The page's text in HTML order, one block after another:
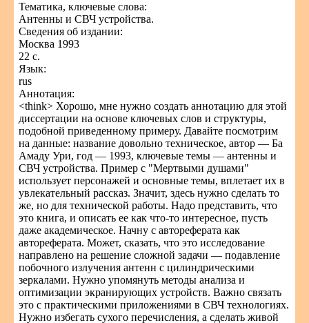
Тематика, ключевые слова:
Антенны и СВЧ устройства.
Сведения об издании:
Москва 1993
22 с.
Язык:
rus
Аннотация:
<think> Хорошо, мне нужно создать аннотацию для этой
диссертации на основе ключевых слов и структуры,
подобной приведенному примеру. Давайте посмотрим
на данные: название довольно техническое, автор — Ба
Амаду Ури, год — 1993, ключевые темы — антенны и
СВЧ устройства. Пример с "Мертвыми душами"
использует персонажей и основные темы, вплетает их в
увлекательный рассказ. Значит, здесь нужно сделать то
же, но для технической работы. Надо представить, что
это книга, и описать ее как что-то интересное, пусть
даже академическое. Начну с автореферата как
автореферата. Может, сказать, что это исследование
направлено на решение сложной задачи — подавление
побочного излучения антенн с цилиндрическими
зеркалами. Нужно упомянуть методы анализа и
оптимизации экранирующих устройств. Важно связать
это с практическими приложениями в СВЧ технологиях.
Нужно избегать сухого перечисления, а сделать живой